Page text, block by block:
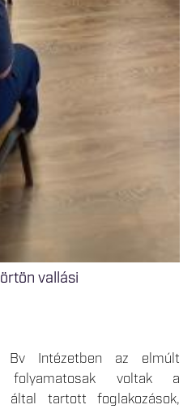
vallási
Bv Intézetben az elmúlt
voltak a
által tartott foglakozások,